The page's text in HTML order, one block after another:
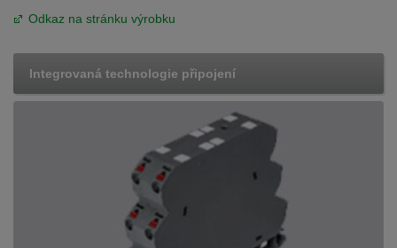
Odkaz na stránku výrobku
Integrovaná technologie připojení